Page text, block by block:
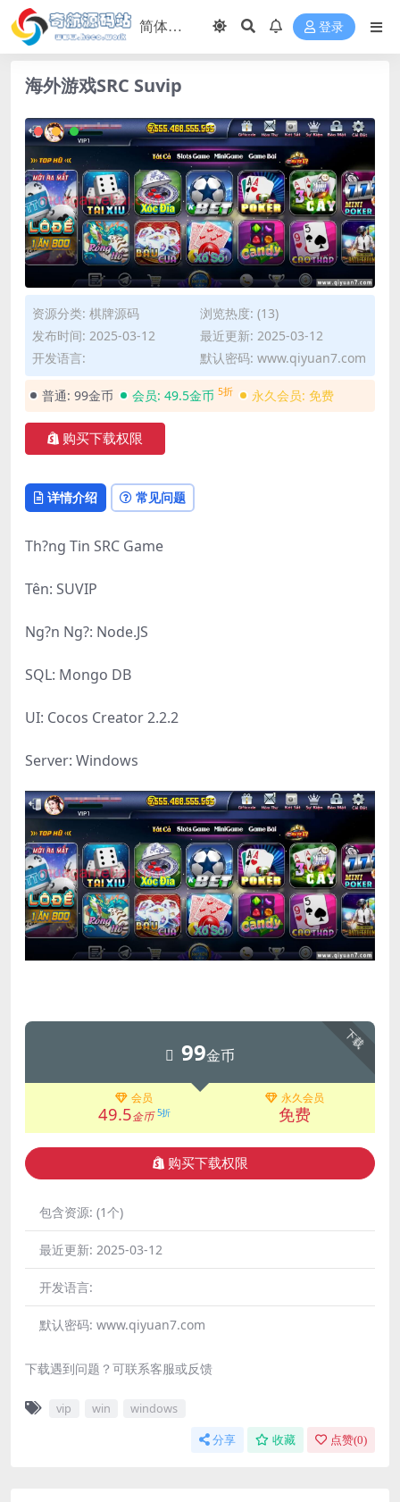
登录
海外游戏SRC Suvip
资源分类: 棋牌源码
浏览热度: (13)
发布时间: 2025-03-12
最近更新: 2025-03-12
开发语言:
默认密码: www.qiyuan7.com
普通: 99金币 会员: 49.5金币 5折 永久会员: 免费
购买下载权限
详情介绍 常见问题
Th?ng Tin SRC Game
Tên: SUVIP
Ng?n Ng?: Node.JS
SQL: Mongo DB
UI: Cocos Creator 2.2.2
Server: Windows
下载
99金币
会员
49.5金币 5折
永久会员
免费
购买下载权限
包含资源: (1个)
最近更新: 2025-03-12
开发语言:
默认密码: www.qiyuan7.com
下载遇到问题？可联系客服或反馈
vip win windows
分享 收藏 点赞(0)